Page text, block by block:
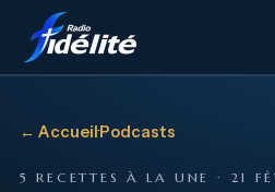
← Accueil·Podcasts
5 RECETTES À LA UNE · 21